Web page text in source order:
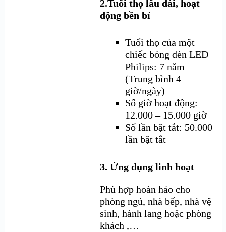
2.Tuổi thọ lâu dài, hoạt
động bền bỉ
Tuổi thọ của một
chiếc bóng đèn LED
Philips: 7 năm
(Trung bình 4
giờ/ngày)
Số giờ hoạt động:
12.000 – 15.000 giờ
Số lần bật tắt: 50.000
lần bật tắt
3. Ứng dụng linh hoạt
Phù hợp hoàn hảo cho
phòng ngủ, nhà bếp, nhà vệ
sinh, hành lang hoặc phòng
khách ,…